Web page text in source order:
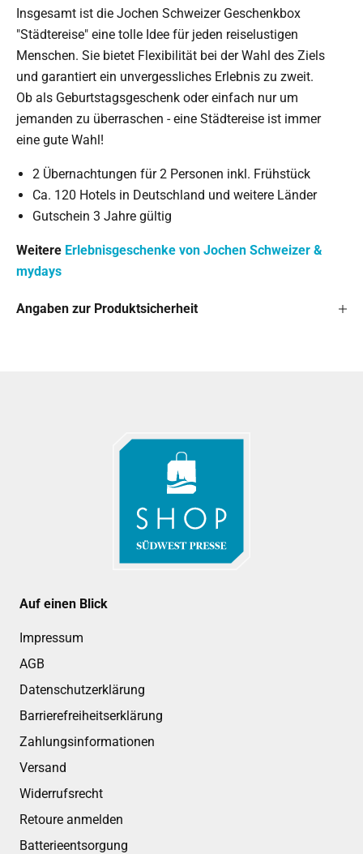
Insgesamt ist die Jochen Schweizer Geschenkbox
"Städtereise" eine tolle Idee für jeden reiselustigen
Menschen. Sie bietet Flexibilität bei der Wahl des Ziels
und garantiert ein unvergessliches Erlebnis zu zweit.
Ob als Geburtstagsgeschenk oder einfach nur um
jemanden zu überraschen - eine Städtereise ist immer
eine gute Wahl!
2 Übernachtungen für 2 Personen inkl. Frühstück
Ca. 120 Hotels in Deutschland und weitere Länder
Gutschein 3 Jahre gültig
Weitere Erlebnisgeschenke von Jochen Schweizer &
mydays
Angaben zur Produktsicherheit
Auf einen Blick
Impressum
AGB
Datenschutzerklärung
Barrierefreiheitserklärung
Zahlungsinformationen
Versand
Widerrufsrecht
Retoure anmelden
Batterieentsorgung